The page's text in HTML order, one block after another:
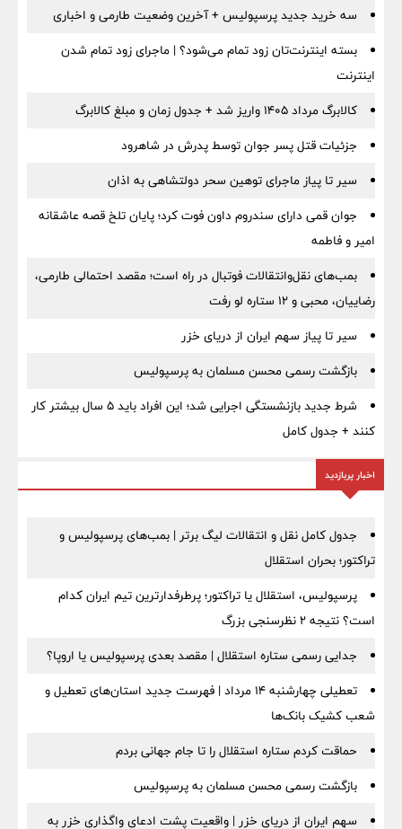
سه خرید جدید پرسپولیس + آخرین وضعیت طارمی و اخباری
بسته اینترنت‌تان زود تمام می‌شود؟ | ماجرای زود تمام شدن
اینترنت
کالابرگ مرداد ۱۴۰۵ واریز شد + جدول زمان و مبلغ کالابرگ
جزئیات قتل پسر جوان توسط پدرش در شاهرود
سیر تا پیاز ماجرای توهین سحر دولتشاهی به اذان
جوان قمی دارای سندروم داون فوت کرد؛ پایان تلخ قصه عاشقانه
امیر و فاطمه
بمب‌های نقل‌وانتقالات فوتبال در راه است؛ مقصد احتمالی طارمی،
رضاییان، محبی و ۱۲ ستاره لو رفت
سیر تا پیاز سهم ایران از دریای خزر
بازگشت رسمی محسن مسلمان به پرسپولیس
شرط جدید بازنشستگی اجرایی شد؛ این افراد باید ۵ سال بیشتر کار
کنند + جدول کامل
اخبار پربازدید
جدول کامل نقل و انتقالات لیگ برتر | بمب‌های پرسپولیس و
تراکتور؛ بحران استقلال
پرسپولیس، استقلال یا تراکتور؛ پرطرفدارترین تیم ایران کدام
است؟ نتیجه ۲ نظرسنجی بزرگ
جدایی رسمی ستاره استقلال | مقصد بعدی پرسپولیس یا اروپا؟
تعطیلی چهارشنبه ۱۴ مرداد | فهرست جدید استان‌های تعطیل و
شعب کشیک بانک‌ها
حماقت کردم ستاره استقلال را تا جام جهانی بردم
بازگشت رسمی محسن مسلمان به پرسپولیس
سهم ایران از دریای خزر | واقعیت پشت ادعای واگذاری خزر به